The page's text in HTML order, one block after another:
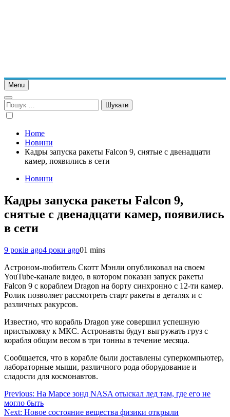
Menu
Пошук:
Home
Новини
Кадры запуска ракеты Falcon 9, снятые с двенадцати
камер, появились в сети
Новини
Кадры запуска ракеты Falcon 9,
снятые с двенадцати камер, появились
в сети
9 років ago4 роки ago01 mins
Астроном-любитель Скотт Мэнли опубликовал на своем
YouTube-канале видео, в котором показан запуск ракеты
Falcon 9 с кораблем Dragon на борту синхронно с 12-ти камер.
Ролик позволяет рассмотреть старт ракеты в деталях и с
различных ракурсов.
Известно, что корабль Dragon уже совершил успешную
пристыковку к МКС. Астронавты будут выгружать груз с
корабля общим весом в три тонны в течение месяца.
Сообщается, что в корабле были доставлены суперкомпьютер,
лабораторные мыши, различного рода оборудование и
сладости для космонавтов.
Навігація
записів
Previous: На Марсе зонд NASA отыскал лед там, где его не
могло быть
Next: Новое состояние вещества физики открыли